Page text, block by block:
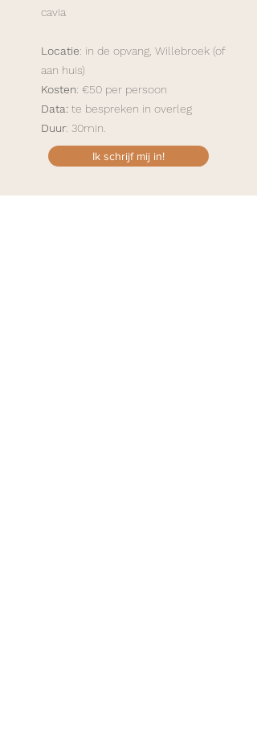
cavia
Locatie: in de opvang, Willebroek (of
aan huis)
Kosten: €50 per persoon
Data: te bespreken in overleg
Duur: 30min.
Ik schrijf mij in!